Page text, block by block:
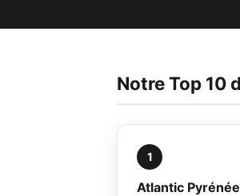
Notre Top 10
1
Atlantic